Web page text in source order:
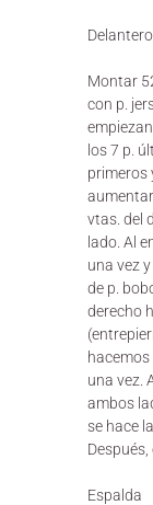
Delantero
Montar
con p.
los 7 p.
primeros
vtas. del
lado. Al
una vez
de p.
derecho
hacemos
una vez.
ambos
se hace
Después,
Espalda